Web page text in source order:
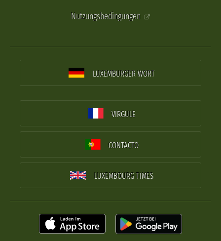
Nutzungsbedingungen
LUXEMBURGER WORT
VIRGULE
CONTACTO
LUXEMBOURG TIMES